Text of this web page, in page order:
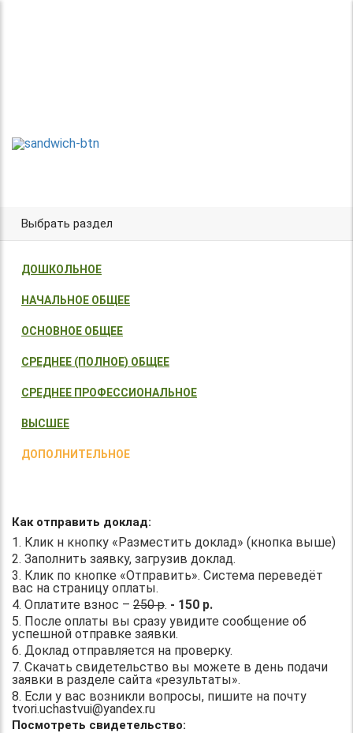
Выбрать раздел
ДОШКОЛЬНОЕ
НАЧАЛЬНОЕ ОБЩЕЕ
ОСНОВНОЕ ОБЩЕЕ
СРЕДНЕЕ (ПОЛНОЕ) ОБЩЕЕ
СРЕДНЕЕ ПРОФЕССИОНАЛЬНОЕ
ВЫСШЕЕ
ДОПОЛНИТЕЛЬНОЕ
Как отправить доклад:
1. Клик н кнопку «Разместить доклад» (кнопка выше)
2. Заполнить заявку, загрузив доклад.
3. Клик по кнопке «Отправить». Система переведёт
вас на страницу оплаты.
4. Оплатите взнос – 250 р. - 150 р.
5. После оплаты вы сразу увидите сообщение об
успешной отправке заявки.
6. Доклад отправляется на проверку.
7. Скачать свидетельство вы можете в день подачи
заявки в разделе сайта «результаты».
8. Если у вас возникли вопросы, пишите на почту
tvori.uchastvui@yandex.ru
Посмотреть свидетельство: